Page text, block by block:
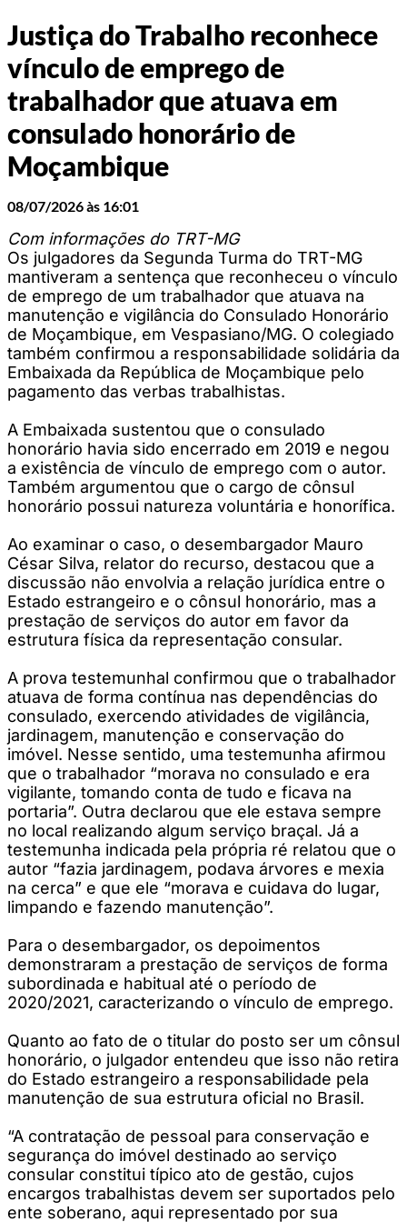
Justiça do Trabalho reconhece
vínculo de emprego de
trabalhador que atuava em
consulado honorário de
Moçambique
08/07/2026 às 16:01
Com informações do TRT-MG
Os julgadores da Segunda Turma do TRT-MG
mantiveram a sentença que reconheceu o vínculo
de emprego de um trabalhador que atuava na
manutenção e vigilância do Consulado Honorário
de Moçambique, em Vespasiano/MG. O colegiado
também confirmou a responsabilidade solidária da
Embaixada da República de Moçambique pelo
pagamento das verbas trabalhistas.
A Embaixada sustentou que o consulado
honorário havia sido encerrado em 2019 e negou
a existência de vínculo de emprego com o autor.
Também argumentou que o cargo de cônsul
honorário possui natureza voluntária e honorífica.
Ao examinar o caso, o desembargador Mauro
César Silva, relator do recurso, destacou que a
discussão não envolvia a relação jurídica entre o
Estado estrangeiro e o cônsul honorário, mas a
prestação de serviços do autor em favor da
estrutura física da representação consular.
A prova testemunhal confirmou que o trabalhador
atuava de forma contínua nas dependências do
consulado, exercendo atividades de vigilância,
jardinagem, manutenção e conservação do
imóvel. Nesse sentido, uma testemunha afirmou
que o trabalhador “morava no consulado e era
vigilante, tomando conta de tudo e ficava na
portaria”. Outra declarou que ele estava sempre
no local realizando algum serviço braçal. Já a
testemunha indicada pela própria ré relatou que o
autor “fazia jardinagem, podava árvores e mexia
na cerca” e que ele “morava e cuidava do lugar,
limpando e fazendo manutenção”.
Para o desembargador, os depoimentos
demonstraram a prestação de serviços de forma
subordinada e habitual até o período de
2020/2021, caracterizando o vínculo de emprego.
Quanto ao fato de o titular do posto ser um cônsul
honorário, o julgador entendeu que isso não retira
do Estado estrangeiro a responsabilidade pela
manutenção de sua estrutura oficial no Brasil.
“A contratação de pessoal para conservação e
segurança do imóvel destinado ao serviço
consular constitui típico ato de gestão, cujos
encargos trabalhistas devem ser suportados pelo
ente soberano, aqui representado por sua